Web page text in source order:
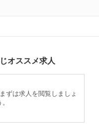
オススメ求人
ずは求人を閲覧しましょ
。